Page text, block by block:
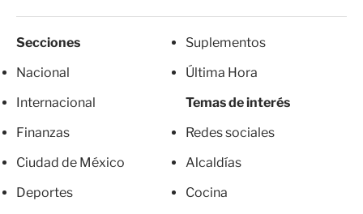
Secciones
Nacional
Internacional
Finanzas
Ciudad de México
Deportes
Suplementos
Última Hora
Temas de interés
Redes sociales
Alcaldías
Cocina